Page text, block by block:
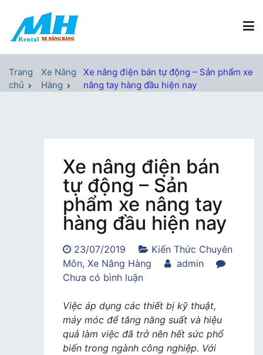
nội
Xe Nâng Hàng MH Rental
Trang
chủ
Xe Nâng
Hàng
Xe nâng điện bán tự động – Sản phẩm xe
nâng tay hàng đầu hiện nay
Xe nâng điện bán
tự động – Sản
phẩm xe nâng tay
hàng đầu hiện nay
23/07/2019
Kiến Thức Chuyên
Môn, Xe Nâng Hàng
admin
Chưa có bình luậntrong
nâng
điện
bán
tự
Việc áp dụng các thiết bị kỹ thuật,
máy móc để tăng năng suất và hiệu
quả làm việc đã trở nên hết sức phổ
biến trong ngành công nghiệp. Với